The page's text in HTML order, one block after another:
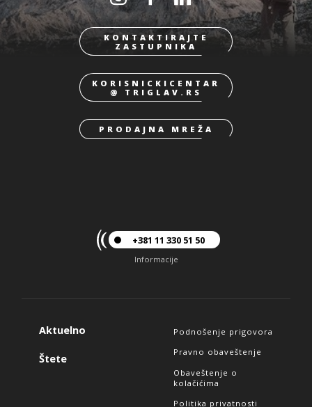
KONTAKTIRAJTE
ZASTUPNIKA
KORISNICKICENTAR
@ TRIGLAV.RS
PRODAJNA MREŽA
+381 11 330 51 50
Informacije
Aktuelno
Štete
Podnošenje prigovora
Pravno obaveštenje
Obaveštenje o
kolačićima
Politika privatnosti